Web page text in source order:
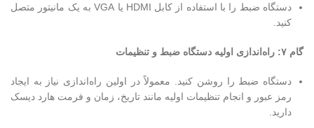
دستگاه ضبط را با استفاده از کابل HDMI یا VGA به یک مانیتور متصل
کنید.
گام ۷: راه‌اندازی اولیه دستگاه ضبط و تنظیمات
دستگاه ضبط را روشن کنید. معمولاً در اولین راه‌اندازی نیاز به ایجاد
رمز عبور و انجام تنظیمات اولیه مانند تاریخ، زمان و فرمت هارد دیسک
دارید.